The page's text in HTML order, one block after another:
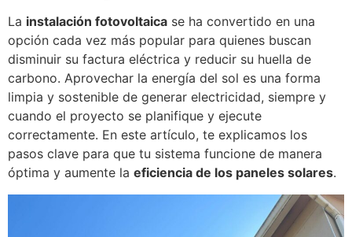
La instalación fotovoltaica se ha convertido en una
opción cada vez más popular para quienes buscan
disminuir su factura eléctrica y reducir su huella de
carbono. Aprovechar la energía del sol es una forma
limpia y sostenible de generar electricidad, siempre y
cuando el proyecto se planifique y ejecute
correctamente. En este artículo, te explicamos los
pasos clave para que tu sistema funcione de manera
óptima y aumente la eficiencia de los paneles solares.